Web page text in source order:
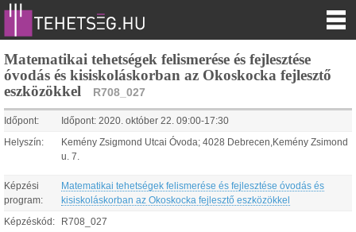
Matematikai tehetségek felismerése és fejlesztése
óvodás és kisiskoláskorban az Okoskocka fejlesztő
eszközökkel
R708_027
Időpont: Időpont: 2020. október 22 09:00-17:30
Helyszín:
Kemény Zsigmond Utcai Óvoda; 4028 Debrecen,Kemény Zsimond
u. 7.
Képzési
program:
Matematikai tehetségek felismerése és fejlesztése óvodás és
kisiskoláskorban az Okoskocka fejlesztő eszközökkel
Képzéskód: R708_027